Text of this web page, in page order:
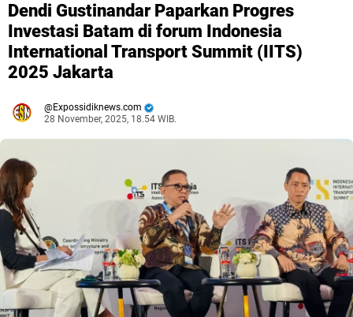
Dendi Gustinandar Paparkan Progres
Investasi Batam di forum Indonesia
International Transport Summit (IITS)
2025 Jakarta
Expossidiknews.com
28 November, 2025, 18.54 WIB.